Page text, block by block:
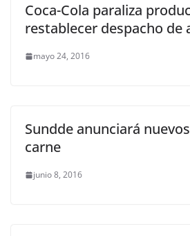
Coca-Cola paraliza
restablecer despacho de
mayo 24, 2016
Sundde anunciará
carne
junio 8, 2016